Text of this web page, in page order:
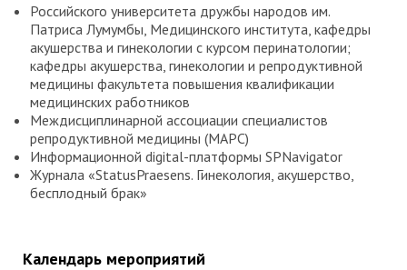
Российского университета дружбы народов им.
Патриса Лумумбы, Медицинского института, кафедры
акушерства и гинекологии с курсом перинатологии;
кафедры акушерства, гинекологии и репродуктивной
медицины факультета повышения квалификации
медицинских работников
Междисциплинарной ассоциации специалистов
репродуктивной медицины (МАРС)
Информационной digital-платформы SPNavigator
Журнала «StatusPraesens. Гинекология, акушерство,
бесплодный брак»
Календарь мероприятий